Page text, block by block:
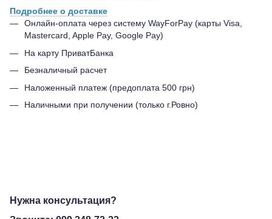
Подробнее о доставке
Онлайн-оплата через систему WayForPay (карты Visa,
Mastercard, Apple Pay, Google Pay)
На карту ПриватБанка
Безналичный расчет
Наложенный платеж (предоплата 500 грн)
Наличными при получении (только г.Ровно)
Нужна консультация?